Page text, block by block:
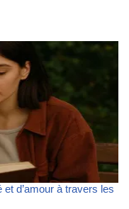
d’amour à travers les